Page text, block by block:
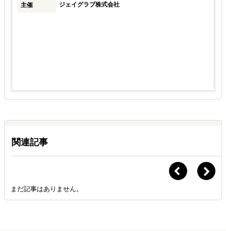
主催 ジェイグラブ株式会社
関連記事
まだ記事はありません。